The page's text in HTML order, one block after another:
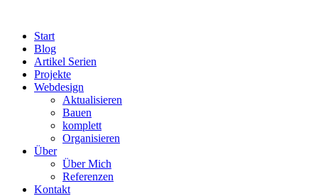
Start
Blog
Artikel Serien
Projekte
Webdesign
Aktualisieren
Bauen
komplett
Organisieren
Über
Über Mich
Referenzen
Kontakt